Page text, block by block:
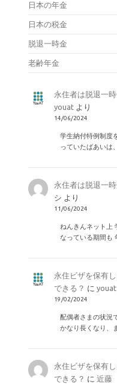
日本の年金
日本の税金
脱退一時金
老齢年金
永住者は脱退一
youatより
14/06/2024
学生納付特例制度
っていたばあいは
永住者は脱退一
シ より
11/06/2024
ねんきんネット上
なっている期間も
永住ビザを保有
できる？ に youat
19/02/2024
配偶者さまの状況
かなり長くなり、
永住ビザを保有
できる？ に 近藤